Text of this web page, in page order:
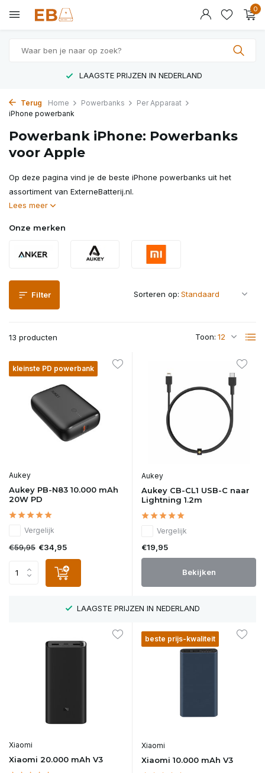
0
LAAGSTE PRIJZEN IN NEDERLAND
Terug Home Powerbanks
Per Apparaat
iPhone powerbank
Powerbank iPhone: Powerbanks
voor Apple
Op deze pagina vind je de beste iPhone powerbanks uit het
assortiment van ExterneBatterij.nl.
Lees meer
Onze merken
Filter
13 producten Toon:
Sorteren op:
kleinste PD powerbank
Aukey
Aukey PB-N83 10.000 mAh
20W PD
Vergelijk
€59,95 €34,95
Aukey
Aukey CB-CL1 USB-C naar
Lightning 1.2m
Vergelijk
€19,95
Bekijken
LAAGSTE PRIJZEN IN NEDERLAND
Xiaomi
Xiaomi 20.000 mAh V3
beste prijs-kwaliteit
Xiaomi
Xiaomi 10.000 mAh V3